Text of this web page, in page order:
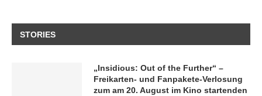
STORIES
„Insidious: Out of the Further“ –
Freikarten- und Fanpakete-Verlosung
zum am 20. August im Kino startenden